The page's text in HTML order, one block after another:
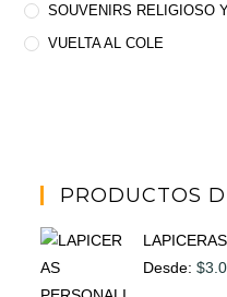
SOUVENIRS RELIGIOSO
VUELTA AL COLE
PRODUCTOS
Desde:$